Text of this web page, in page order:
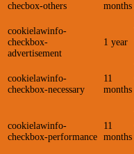
checbox-others
months
cookielawinfo-
checkbox-
advertisement
1 year
cookielawinfo-
checkbox-necessary
11
months
cookielawinfo-
checkbox-performance
11
months